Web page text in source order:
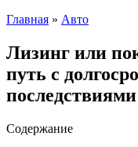
Главная » Авто
Лизинг или
путь с
последствиями
Содержание